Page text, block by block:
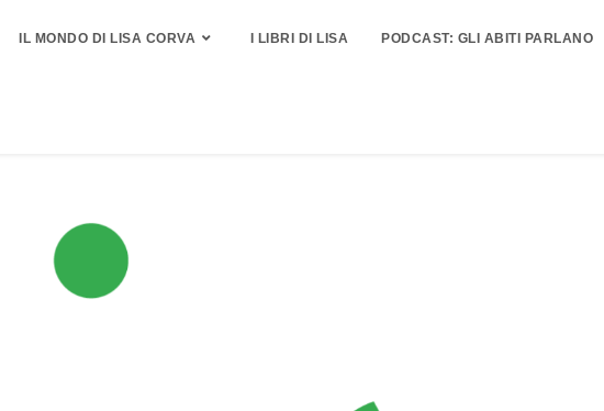
IL MONDO DI LISA CORVA I LIBRI DI LISA PODCAST: GLI ABITI PARLANO